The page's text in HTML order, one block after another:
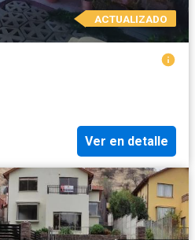
ACTUALIZADO
Ver en detalle